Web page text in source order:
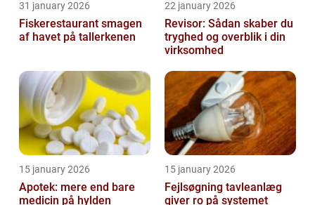
31 january 2026
Fiskerestaurant smagen
af havet på tallerkenen
22 january 2026
Revisor: Sådan skaber du
tryghed og overblik i din
virksomhed
15 january 2026
Apotek: mere end bare
medicin på hylden
15 january 2026
Fejlsøgning tavleanlæg
giver ro på systemet